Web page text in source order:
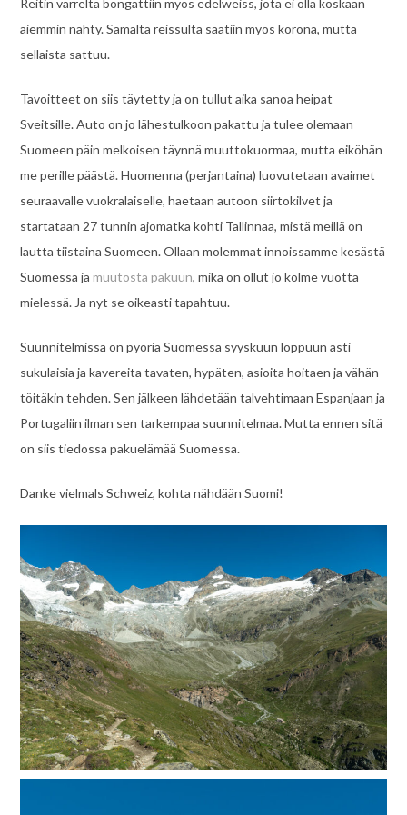
aiemmin nähty. Samalta reissulta saatiin myös korona, mutta
sellaista sattuu.
Tavoitteet on siis täytetty ja on tullut aika sanoa heipat
Sveitsille. Auto on jo lähestulkoon pakattu ja tulee olemaan
Suomeen päin melkoisen täynnä muuttokuormaa, mutta eiköhän
me perille päästä. Huomenna (perjantaina) luovutetaan avaimet
seuraavalle vuokralaiselle, haetaan autoon siirtokilvet ja
startataan 27 tunnin ajomatka kohti Tallinnaa, mistä meillä on
lautta tiistaina Suomeen. Ollaan molemmat innoissamme kesästä
Suomessa ja muutosta pakuun, mikä on ollut jo kolme vuotta
mielessä. Ja nyt se oikeasti tapahtuu.
Suunnitelmissa on pyöriä Suomessa syyskuun loppuun asti
sukulaisia ja kavereita tavaten, hypäten, asioita hoitaen ja vähän
töitäkin tehden. Sen jälkeen lähdetään talvehtimaan Espanjaan ja
Portugaliin ilman sen tarkempaa suunnitelmaa. Mutta ennen sitä
on siis tiedossa pakuelämää Suomessa.
Danke vielmals Schweiz, kohta nähdään Suomi!